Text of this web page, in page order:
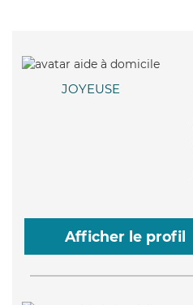
JOYEUSE
Afficher le profil